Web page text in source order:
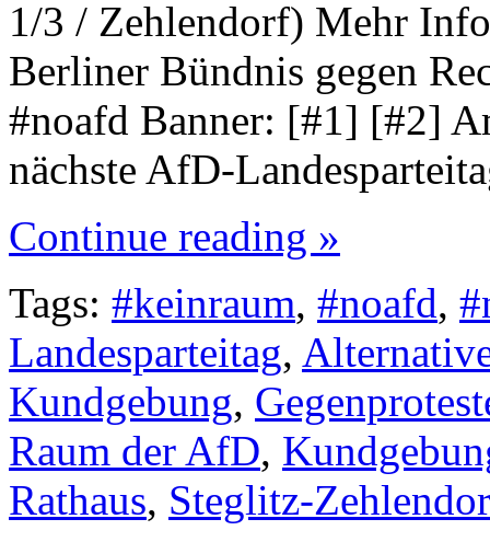
1/3 / Zehlendorf) Mehr
Berliner Bündnis gegen
#noafd Banner: [#1] [#2]
nächste AfD-
Continue reading »
Tags: #keinraum, #noafd,
Landesparteitag,
Kundgebung,
Raum der AfD,
Rathaus, Steglitz-